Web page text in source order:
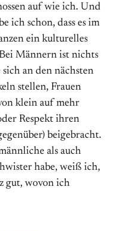
auf wie ich. Und
ich schon, dass es im
ein kulturelles
Männern ist nichts
sich an den nächsten
stellen, Frauen
klein auf mehr
Respekt ihren
beigebracht.
als auch
habe, weiß ich,
gut, wovon ich